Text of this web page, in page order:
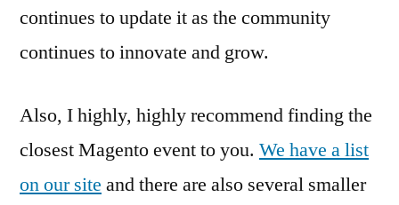
continues to update it as the community
continues to innovate and grow.
Also, I highly, highly recommend finding the
closest Magento event to you. We have a list
on our site and there are also several smaller